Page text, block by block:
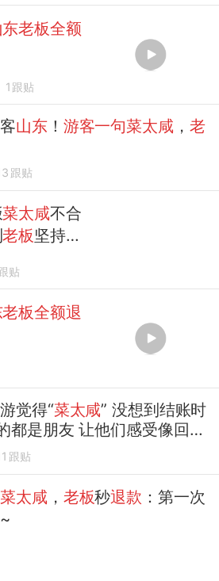
老板全额
1 跟贴
山东！ 游客一句菜太咸 ， 老
跟贴
菜太咸不合
老板坚持全
贴
板全额退
觉得“菜太咸” 没想到结账时
都是朋友 让他们感受像回家
跟贴
菜太咸 ， 老板秒退款 ：第一次